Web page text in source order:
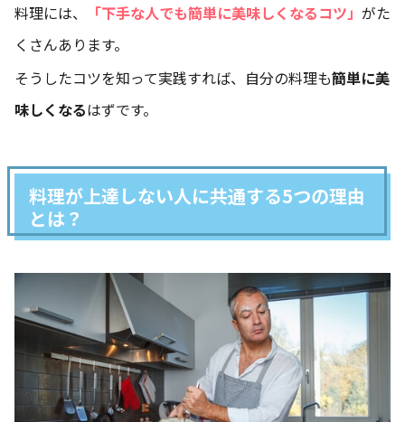
料理には、
「下手な人でも簡単に美味しくなるコツ」 がた
くさんあります。
そうしたコツを知って実践すれば、自分の料理も簡単に美
味しくなるはずです。
料理が上達しない人に共通する5つの理由
とは？